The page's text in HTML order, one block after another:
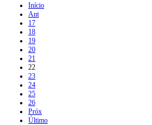
Início
Ant
17
18
19
20
21
22
23
24
25
26
Próx
Último